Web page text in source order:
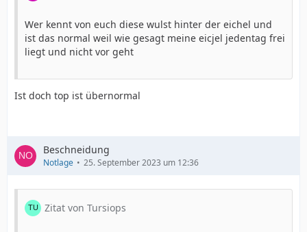
Wer kennt von euch diese wulst hinter der eichel und
ist das normal weil wie gesagt meine eicjel jedentag frei
liegt und nicht vor geht
Ist doch top ist übernormal
Beschneidung
Notlage 25. September 2023 um 12:36
Zitat von Tursiops